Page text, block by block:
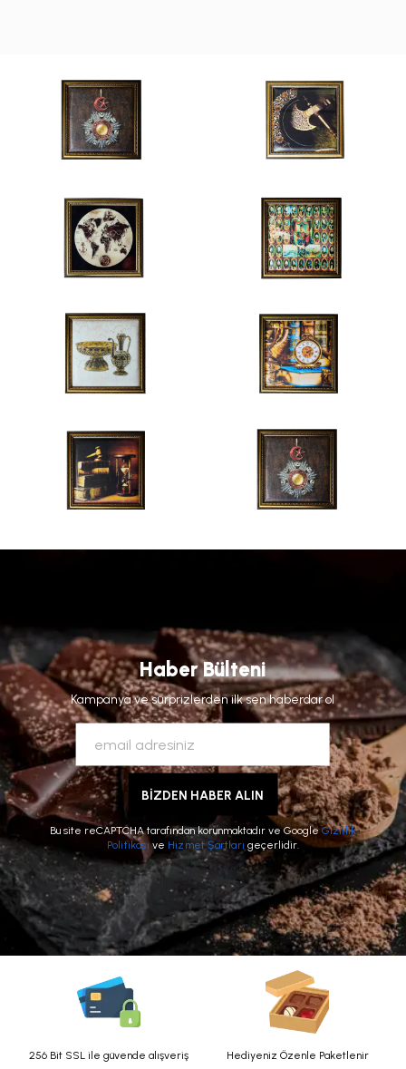
Haber Bülteni
Kampanya ve sürprizlerden ilk sen haberdar ol
BİZDEN HABER ALIN
Bu site reCAPTCHA tarafından korunmaktadır ve GoogleGizlilik
Politikasıve Hizmet Şartlarıgeçerlidir.
256 Bit SSL ile güvende alışveriş
Hediyeniz Özenle Paketlenir